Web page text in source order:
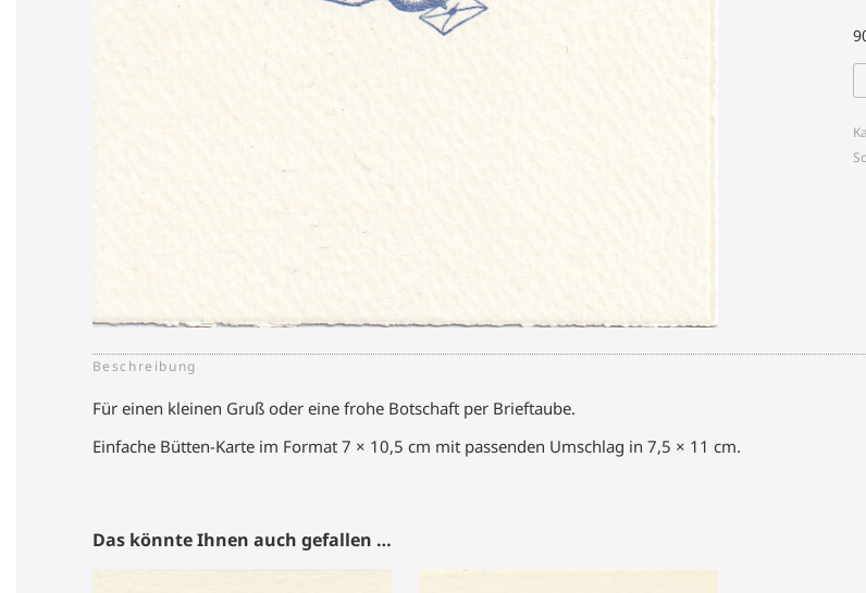
Beschreibung
Für einen kleinen Gruß oder eine frohe Botschaft per Brieftaube.
Einfache Bütten-Karte im Format 7 × 10,5 cm mit passenden Umschlag in 7,5 × 11 cm.
Das könnte Ihnen auch gefallen …